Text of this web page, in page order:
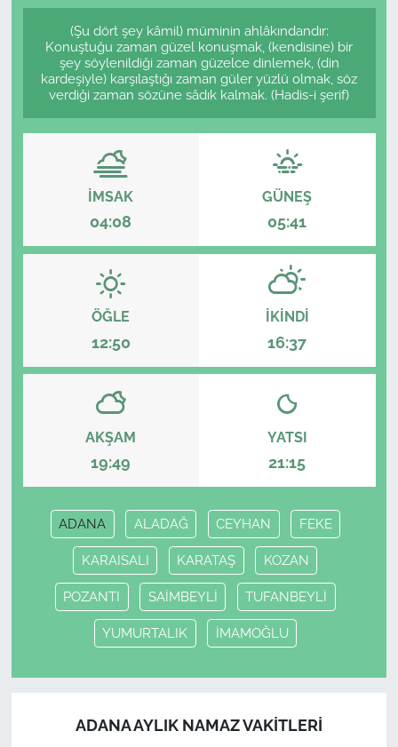
(Şu dört şey kâmil) müminin ahlâkındandır:
Konuştuğu zaman güzel konuşmak, (kendisine) bir
şey söylenildiği zaman güzelce dinlemek, (din
kardeşiyle) karşılaştığı zaman güler yüzlü olmak, söz
verdiği zaman sözüne sâdık kalmak. (Hadis-i şerif)
İMSAK
04:08
GÜNEŞ
05:41
ÖĞLE
12:50
İKINDI
16:37
AKŞAM
19:49
YATSI
21:15
ADANA ALADAĞ CEYHAN FEKE
KARAISALI KARATAŞ KOZAN
POZANTI SAİMBEYLİ TUFANBEYLİ
YUMURTALIK İMAMOĞLU
ADANA AYLIK NAMAZ VAKITLERI